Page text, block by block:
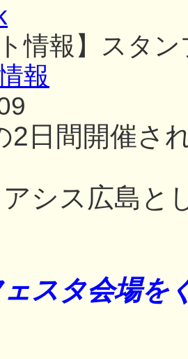
ト情報】スタ
報
2日間開催さ
シス広島と
スタ会場を